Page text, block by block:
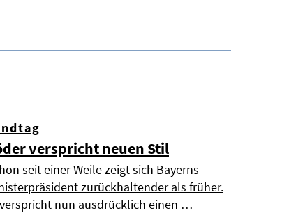
verspricht neuen Stil
seit einer Weile zeigt sich Bayerns
zurückhaltender als früher.
nun ausdrücklich einen …